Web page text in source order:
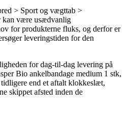
> Sport og vægttab >
kan være usædvanlig
for produkterne fluks, og derfor er
leveringstiden for den
for dag-til-dag levering på
Bio ankelbandage medium 1 stk,
end et aftalt klokkeslæt,
skippet afsted inden de